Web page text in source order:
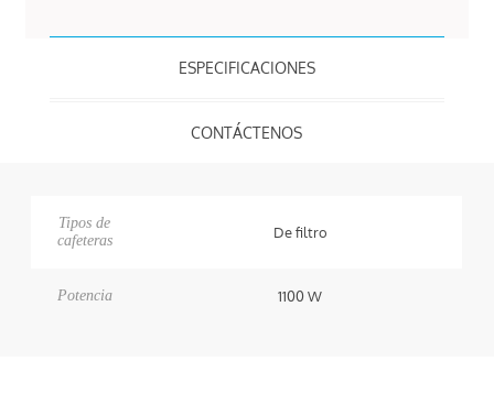
ESPECIFICACIONES
CONTÁCTENOS
Tipos de
cafeteras
De filtro
Potencia 1100 W